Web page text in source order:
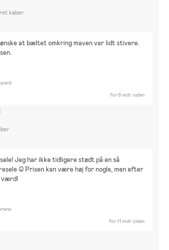
køber
at bæltet omkring maven var lidt stivere.
for 6 mdr. siden
Jeg har ikke tidligere stødt på en så
:) Prisen kan være høj for nogle, men efter
værd!
for 11 mdr. siden